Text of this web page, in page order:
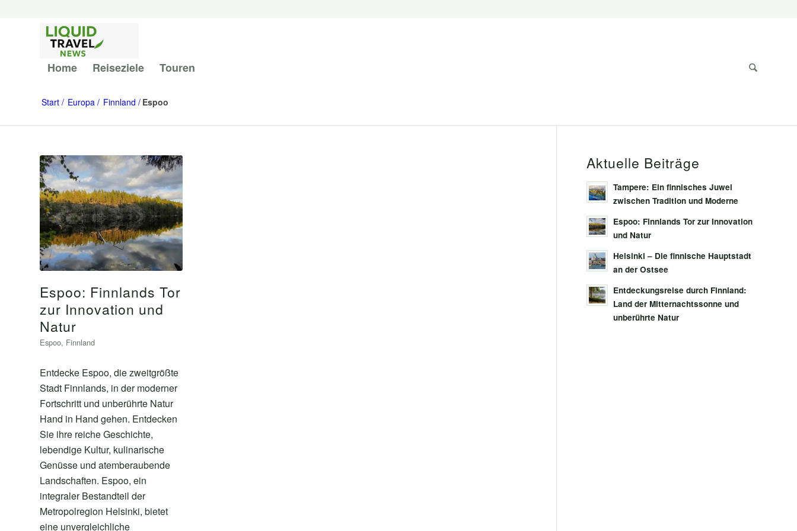
Home Reiseziele Touren
Start Europa Finnland Espoo
Espoo: Finnlands Tor
zur Innovation und
Natur
Espoo, Finnland
Entdecke Espoo, die zweitgrößte
Stadt Finnlands, in der moderner
Fortschritt und unberührte Natur
Hand in Hand gehen. Entdecken
Sie ihre reiche Geschichte,
lebendige Kultur, kulinarische
Genüsse und atemberaubende
Landschaften. Espoo, ein
integraler Bestandteil der
Metropolregion Helsinki, bietet
eine unvergleichliche
Aktuelle Beiträge
Tampere: Ein finnisches Juwel
zwischen Tradition und Moderne
Espoo: Finnlands Tor zur Innovation
und Natur
Helsinki – Die finnische Hauptstadt
an der Ostsee
Entdeckungsreise durch Finnland:
Land der Mitternachtssonne und
unberührte Natur